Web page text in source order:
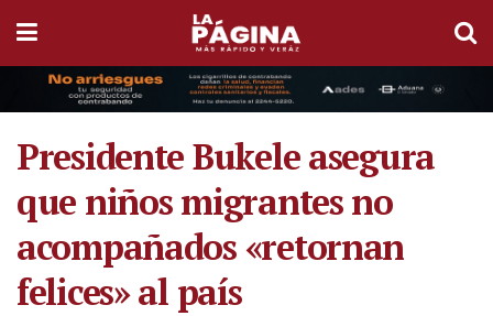
Presidente Bukele asegura
que niños migrantes no
acompañados «retornan
felices» al país